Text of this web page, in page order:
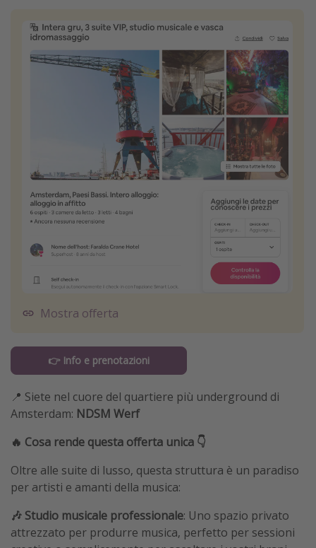
Mostra offerta
👉 Info e prenotazioni
📍 Siete nel cuore del quartiere più underground di
Amsterdam: NDSM Werf
🔥 Cosa rende questa offerta unica 👇
Oltre alle suite di lusso, questa struttura è un paradiso
per artisti e amanti della musica:
🎶 Studio musicale professionale: Uno spazio privato
attrezzato per produrre musica, perfetto per sessioni